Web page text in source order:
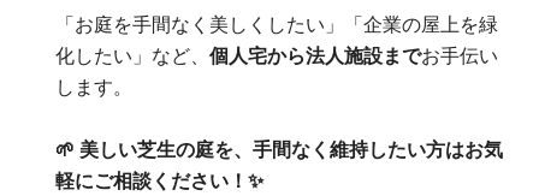
「お庭を手間なく美しくしたい」「企業の屋上を緑
化したい」など、個人宅から法人施設までお手伝い
します。
🌱 美しい芝生の庭を、手間なく維持したい方はお気
軽にご相談ください！✨